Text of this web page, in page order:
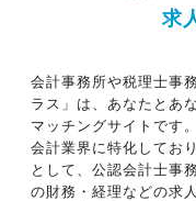
求
会計事務所や税理士事
ラス」は、あなたとあ
マッチングサイトです。
会計業界に特化してお
として、公認会計士事
の財務・経理などの求